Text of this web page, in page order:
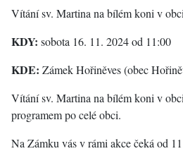
Vítání sv. Martina na bílém koni v
KDY: sobota 16. 11. 2024 od 11:00
KDE: Zámek Hořiněves (obec
Vítání sv. Martina na bílém koni v
programem po celé obci.
Na Zámku vás v rámi akce čeká od